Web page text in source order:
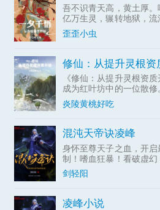
吾不识青天高，黄土厚。
亿万生灵，辗转地狱，
息！段融魂穿异域，获
书画、古木、神像，万物
歪歪小虫
修仙：从提升灵根资
《修仙：从提升灵根资
成为红叶坊中的一位散
质竟然能够不断提升。下
炎陵黄桃好吃
混沌天帝诀凌峰
身怀至尊天子之血，开
制！嗜血狂暴！看破虚
身瞬移！空间粉碎！
【混沌天帝】凌峰：“我
剑轻阳
凌峰小说